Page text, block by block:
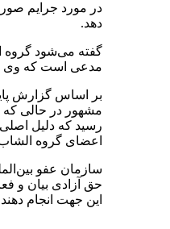
در مورد جرایم
دهد.
گفته می‌شود گروه
مدعی است كه وی
بر اساس گزارش
مشهور در حالی
رسید كه دلیل
اعضای گروه
سازمان عفو
حق آزادی بیان و
این جهت انجام